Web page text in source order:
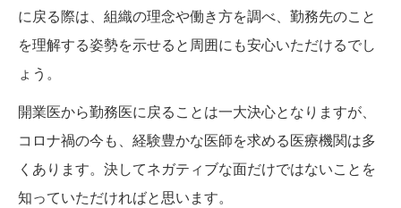
に戻る際は、組織の理念や働き方を調べ、勤務先のこと
を理解する姿勢を示せると周囲にも安心いただけるでし
ょう。
開業医から勤務医に戻ることは一大決心となりますが、
コロナ禍の今も、経験豊かな医師を求める医療機関は多
くあります。決してネガティブな面だけではないことを
知っていただければと思います。